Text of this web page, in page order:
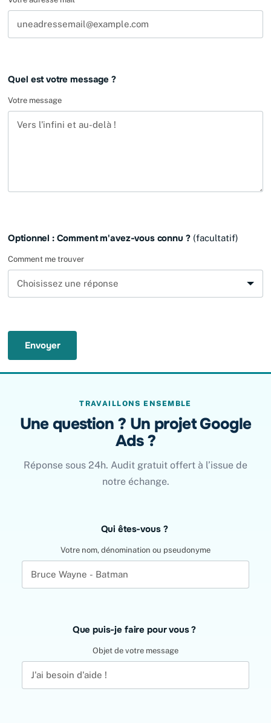
Quel est votre message ?
Votre message
Optionnel : Comment m'avez-vous connu ? (facultatif)
Comment me trouver
Envoyer
TRAVAILLONS ENSEMBLE
Une question ? Un projet Google
Ads ?
Réponse sous 24h. Audit gratuit offert à l’issue de
notre échange.
blank
Qui êtes-vous ?
Votre nom, dénomination ou pseudonyme
Que puis-je faire pour vous ?
Objet de votre message